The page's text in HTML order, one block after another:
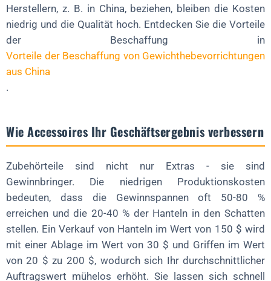
Herstellern, z. B. in China, beziehen, bleiben die Kosten
niedrig und die Qualität hoch. Entdecken Sie die Vorteile
der Beschaffung in
Vorteile der Beschaffung von Gewichthebevorrichtungen
aus China
.
Wie Accessoires Ihr Geschäftsergebnis verbessern
Zubehörteile sind nicht nur Extras - sie sind
Gewinnbringer. Die niedrigen Produktionskosten
bedeuten, dass die Gewinnspannen oft 50-80 %
erreichen und die 20-40 % der Hanteln in den Schatten
stellen. Ein Verkauf von Hanteln im Wert von 150 $ wird
mit einer Ablage im Wert von 30 $ und Griffen im Wert
von 20 $ zu 200 $, wodurch sich Ihr durchschnittlicher
Auftragswert mühelos erhöht. Sie lassen sich schnell